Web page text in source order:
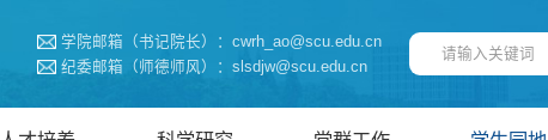
学院邮箱（书记院长）：cwrh_ao@scu.edu.cn
纪委邮箱（师德师风）：slsdjw@scu.edu.cn